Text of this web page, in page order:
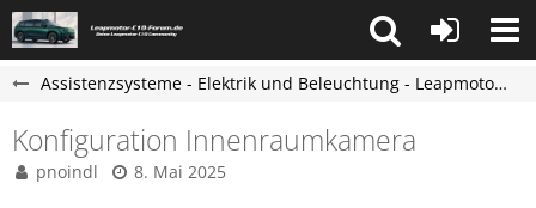
Assistenzsysteme - Elektrik und Beleuchtung - Leapmotor C10 Forum
Konfiguration Innenraumkamera
pnoindl 8. Mai 2025